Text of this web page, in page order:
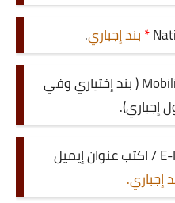
*بند إجباري.
رقم الهاتف الجوال Mobili No ( بند إختياري وفي
إجباري).
البريد الإلكتروني E-Mail / اكتب عنوان إيميل
إجباري.